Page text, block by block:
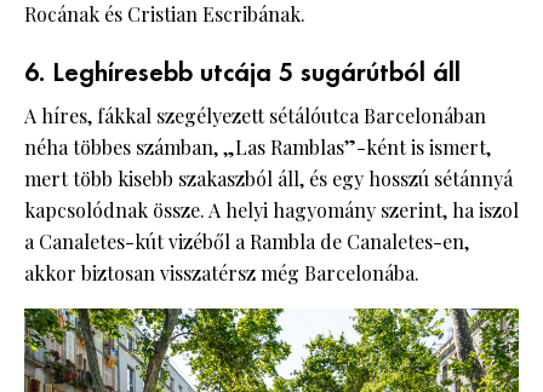
Rocának és Cristian Escribának.
6. Leghíresebb utcája 5 sugárútból áll
A híres, fákkal szegélyezett sétálóutca Barcelonában
néha többes számban, „Las Ramblas”-ként is ismert,
mert több kisebb szakaszból áll, és egy hosszú sétánnyá
kapcsolódnak össze. A helyi hagyomány szerint, ha iszol
a Canaletes-kút vizéből a Rambla de Canaletes-en,
akkor biztosan visszatérsz még Barcelonába.